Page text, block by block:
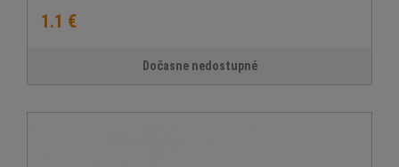
1.1 €
Dočasne nedostupné